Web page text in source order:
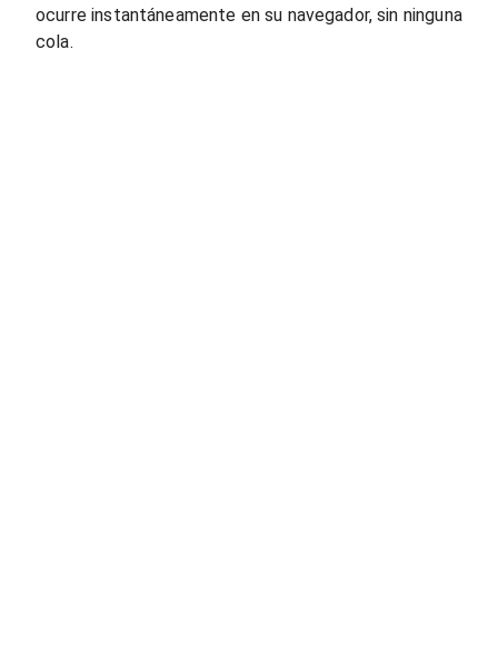
ocurre instantáneamente en su navegador, sin ninguna
cola.